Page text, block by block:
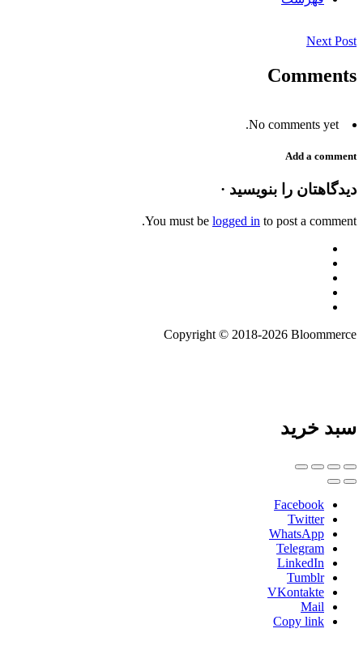
Next Post
Comments
No comments yet.
Add a comment
دیدگاهتان را بنویسید ·
You must be logged in to post a comment.
Copyright © 2018-2026 Bloommerce
سبد خرید
Facebook
Twitter
WhatsApp
Telegram
LinkedIn
Tumblr
VKontakte
Mail
Copy link